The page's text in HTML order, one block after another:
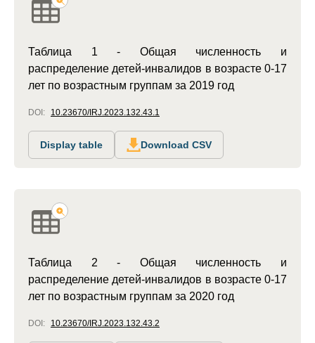
Таблица 1 - Общая численность и
распределение детей-инвалидов в возрасте 0-17
лет по возрастным группам за 2019 год
DOI: 10.23670/IRJ.2023.132.43.1
Display table Download CSV
Таблица 2 - Общая численность и
распределение детей-инвалидов в возрасте 0-17
лет по возрастным группам за 2020 год
DOI: 10.23670/IRJ.2023.132.43.2